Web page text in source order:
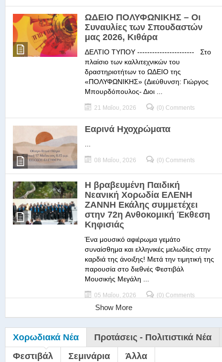
ΩΔΕΙΟ ΠΟΛΥΦΩΝΙΚΗΣ – Οι
Συναυλίες των Σπουδαστών
μας 2026, Κιθάρα
ΔΕΛΤΙΟ ΤΥΠΟΥ ----------------------- Στο
πλαίσιο των καλλιτεχνικών του
δραστηριοτήτων το ΩΔΕΙΟ της
«ΠΟΛΥΦΩΝΙΚΗΣ» (Διεύθυνση: Γιώργος
Μπουρδόπουλος- Διοι ...
21 Μαΐου, 2026 (0) Comments
Εαρινά Ηχοχρώματα
08 Μαΐου, 2026 (0) Comments
Η βραβευμένη Παιδική
Νεανική Χορωδία ΕΛΕΝΗ
ΖΑΝΝΗ Εκάλης συμμετέχει
στην 72η Ανθοκομική Έκθεση
Κηφισιάς
Ένα μουσικό αφιέρωμα γεμάτο
συναίσθημα και ελληνικές μελωδίες στην
καρδιά της άνοιξης! Μετά την τιμητική της
παρουσία στο διεθνές Φεστιβάλ
Μουσικής Μεγάλη ...
05 Μαΐου, 2026 (0) Comments
Show More
Χορωδιακά Νέα
Προτάσεις - Πολιτιστικά Νέα
Φεστιβάλ
Σεμινάρια Άλλα